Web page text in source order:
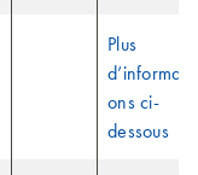
Plus
d’informati
ons ci-
dessous